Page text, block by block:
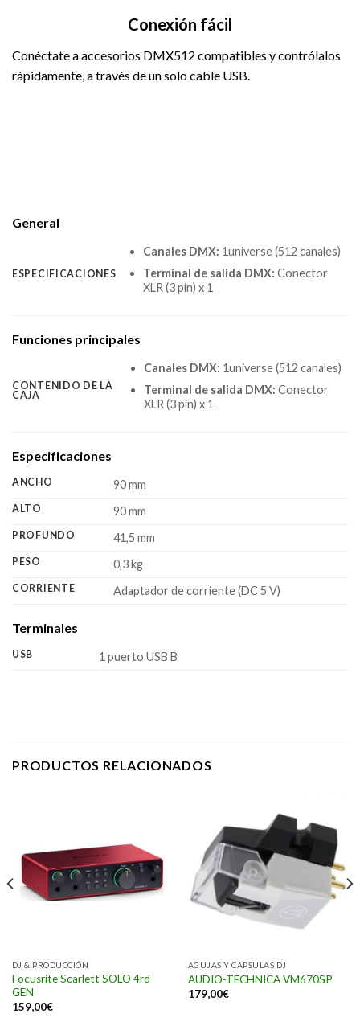
Conexión fácil
Conéctate a accesorios DMX512 compatibles y contrólalos
rápidamente, a través de un solo cable USB.
General
ESPECIFICACIONES
Canales DMX: 1universe (512 canales)
Terminal de salida DMX: Conector
XLR (3 pin) x 1
Funciones principales
CONTENIDO DE LA
CAJA
Canales DMX: 1universe (512 canales)
Terminal de salida DMX: Conector
XLR (3 pin) x 1
Especificaciones
ANCHO 90 mm
ALTO 90 mm
PROFUNDO 41,5 mm
PESO 0,3 kg
CORRIENTE Adaptador de corriente (DC 5 V)
Terminales
USB 1 puerto USB B
PRODUCTOS RELACIONADOS
DJ & PRODUCCIÓN
Focusrite Scarlett SOLO 4rd
GEN
159,00€
AGUJAS Y CAPSULAS DJ
AUDIO-TECHNICA VM670SP
179,00€